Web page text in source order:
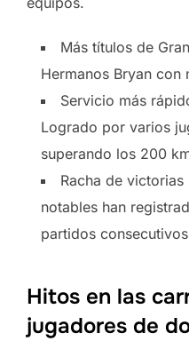
Más títulos de
Hermanos Bryan con
Servicio más
Logrado por varios
superando los 200
Racha de
notables han
partidos
Hitos en las
jugadores de